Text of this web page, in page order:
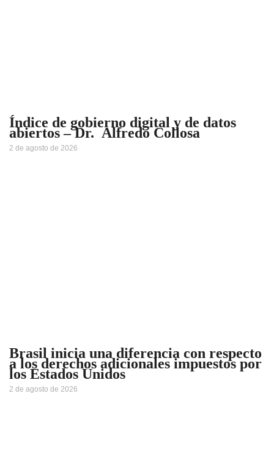
Índice de gobierno digital y de datos
abiertos – Dr. Alfredo Collosa
2 de agosto de 2026
Brasil inicia una diferencia con respecto
a los derechos adicionales impuestos por
los Estados Unidos
2 de agosto de 2026